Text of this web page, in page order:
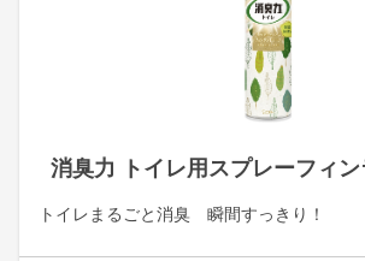
消臭力 トイレ用スプレーフィ
トイレまるごと消臭 瞬間すっきり！